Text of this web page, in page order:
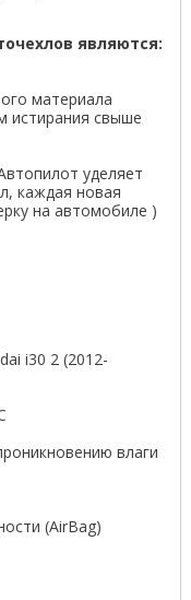
являются:
материала
истирания свыше
уделяет
каждая новая
на автомобиле )
i30 2 (2012-
влаги
(AirBag)